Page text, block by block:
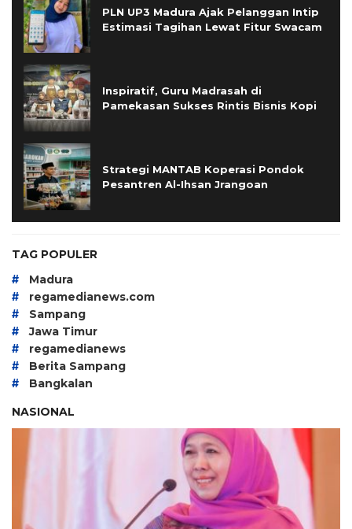
PLN UP3 Madura Ajak Pelanggan Intip
Estimasi Tagihan Lewat Fitur Swacam
Inspiratif, Guru Madrasah di
Pamekasan Sukses Rintis Bisnis Kopi
Strategi MANTAB Koperasi Pondok
Pesantren Al-Ihsan Jrangoan
TAG POPULER
# Madura
# regamedianews.com
# Sampang
# Jawa Timur
# regamedianews
# Berita Sampang
#
Bangkalan
NASIONAL